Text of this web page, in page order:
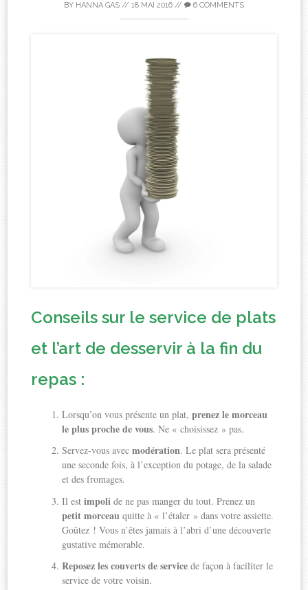
BY HANNA GAS // 18 MAI 2016 // 6 COMMENTS
Conseils sur le service de plats
et l’art de desservir à la fin du
repas :
Lorsqu’on vous présente un plat,prenez le morceau
le plus proche de vous. Ne « choisissez » pas.
Servez-vous avecmodération. Le plat sera présenté
une seconde fois, à l’exception du potage, de la salade
et des fromages.
Il estimpoli de ne pas manger du tout. Prenez un
petit morceau quitte à « l’étaler » dans votre assiette.
Goûtez ! Vous n’êtes jamais à l’abri d’une découverte
gustative mémorable.
Reposez les couverts de service de façon à faciliter le
service de votre voisin.